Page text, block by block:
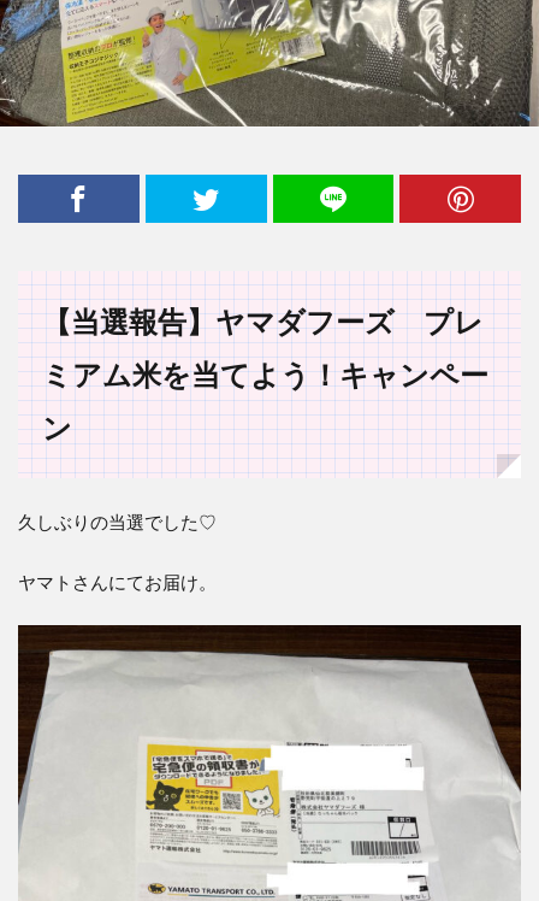
【当選報告】ヤマダフーズ プレ
ミアム米を当てよう！キャンペー
ン
久しぶりの当選でした♡
ヤマトさんにてお届け。